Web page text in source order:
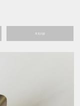
常见问题